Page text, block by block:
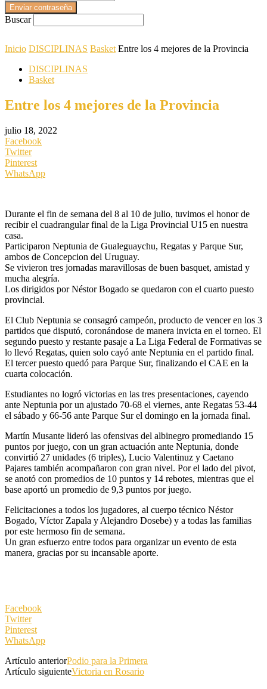
Buscar
Inicio DISCIPLINAS Basket Entre los 4 mejores de la Provincia
DISCIPLINAS
Basket
Entre los 4 mejores de la Provincia
julio 18, 2022
Facebook
Twitter
Pinterest
WhatsApp
Durante el fin de semana del 8 al 10 de julio, tuvimos el honor de
recibir el cuadrangular final de la Liga Provincial U15 en nuestra
casa.
Participaron Neptunia de Gualeguaychu, Regatas y Parque Sur,
ambos de Concepcion del Uruguay.
Se vivieron tres jornadas maravillosas de buen basquet, amistad y
mucha alegría.
Los dirigidos por Néstor Bogado se quedaron con el cuarto puesto
provincial.
El Club Neptunia se consagró campeón, producto de vencer en los 3
partidos que disputó, coronándose de manera invicta en el torneo. El
segundo puesto y restante pasaje a La Liga Federal de Formativas se
lo llevó Regatas, quien solo cayó ante Neptunia en el partido final.
El tercer puesto quedó para Parque Sur, finalizando el CAE en la
cuarta colocación.
Estudiantes no logró victorias en las tres presentaciones, cayendo
ante Neptunia por un ajustado 70-68 el viernes, ante Regatas 53-44
el sábado y 66-56 ante Parque Sur el domingo en la jornada final.
Martín Musante lideró las ofensivas del albinegro promediando 15
puntos por juego, con un gran actuación ante Neptunia, donde
convirtió 27 unidades (6 triples), Lucio Valentinuz y Caetano
Pajares también acompañaron con gran nivel. Por el lado del pivot,
se anotó con promedios de 10 puntos y 14 rebotes, mientras que el
base aportó un promedio de 9,3 puntos por juego.
Felicitaciones a todos los jugadores, al cuerpo técnico Néstor
Bogado, Víctor Zapala y Alejandro Dosebe) y a todas las familias
por este hermoso fin de semana.
Un gran esfuerzo entre todos para organizar un evento de esta
manera, gracias por su incansable aporte.
Facebook
Twitter
Pinterest
WhatsApp
Artículo anteriorPodio para la Primera
Artículo siguienteVictoria en Rosario